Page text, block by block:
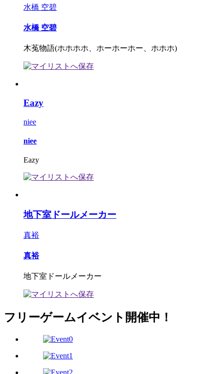
水橋 空碧
水橋 空碧
木菟物語(ホホホホ、ホーホーホー、ホホホ)
Eazy
niee
niee
Eazy
地下室ドールメーカー
真裕
真裕
地下室ドールメーカー
フリーゲームイベント開催中！